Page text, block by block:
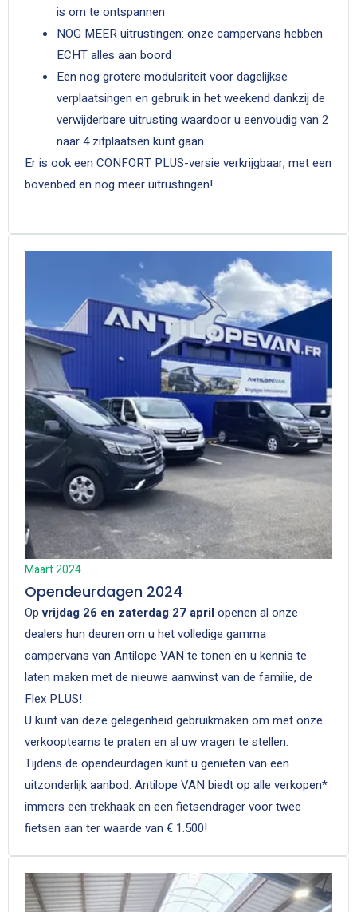
is om te ontspannen
NOG MEER uitrustingen: onze campervans hebben
ECHT alles aan boord
Een nog grotere modulariteit voor dagelijkse
verplaatsingen en gebruik in het weekend dankzij de
verwijderbare uitrusting waardoor u eenvoudig van 2
naar 4 zitplaatsen kunt gaan.
Er is ook een CONFORT PLUS-versie verkrijgbaar, met een
bovenbed en nog meer uitrustingen!
Maart 2024
Opendeurdagen 2024
Opvrijdag 26 en zaterdag 27 aprilopenen al onze
dealers hun deuren om u het volledige gamma
campervans van Antilope VAN te tonen en u kennis te
laten maken met de nieuwe aanwinst van de familie, de
Flex PLUS!
U kunt van deze gelegenheid gebruikmaken om met onze
verkoopteams te praten en al uw vragen te stellen.
Tijdens de opendeurdagen kunt u genieten van een
uitzonderlijk aanbod: Antilope VAN biedt op alle verkopen*
immers een trekhaak en een fietsendrager voor twee
fietsen aan ter waarde van € 1.500!